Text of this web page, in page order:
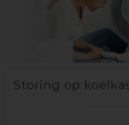
Storing op